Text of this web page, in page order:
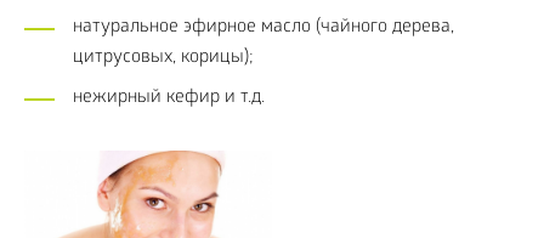
натуральное эфирное масло (чайного дерева,
цитрусовых, корицы);
нежирный кефир и т.д.